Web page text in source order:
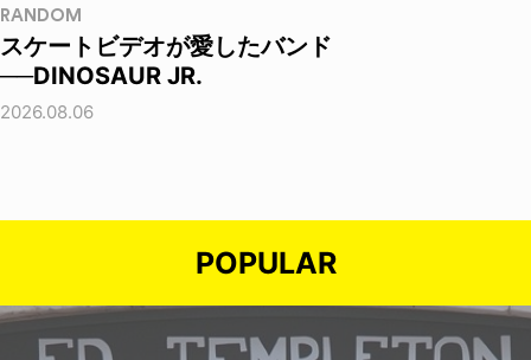
RANDOM
スケートビデオが愛したバンド
──DINOSAUR JR.
2026.08.06
POPULAR